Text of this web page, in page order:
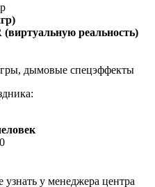
реальность)
дымовые спецэффекты
у менеджера центра